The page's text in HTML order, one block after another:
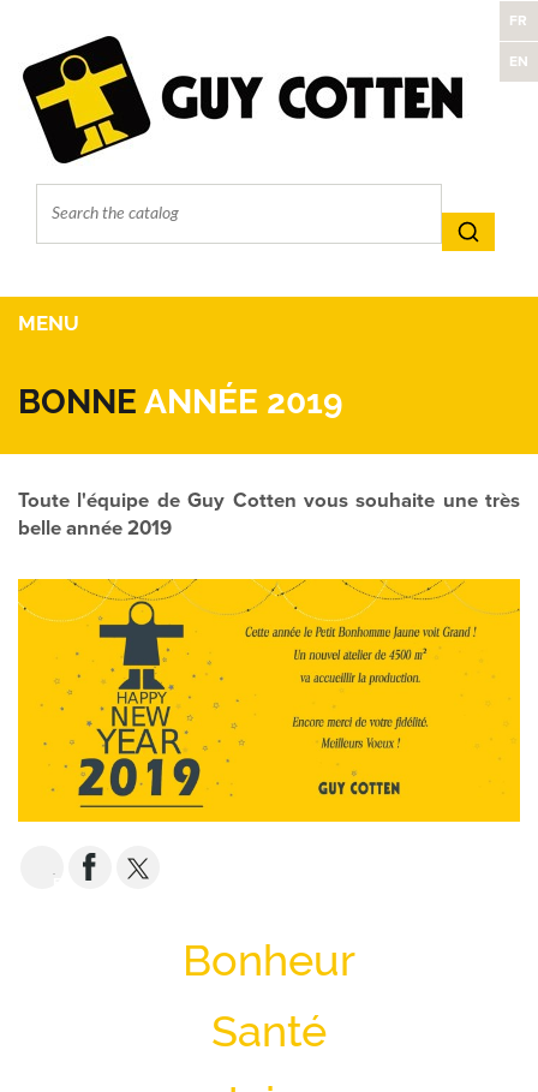
FR
EN
MENU
BONNE ANNÉE 2019
Toute l'équipe de Guy Cotten vous souhaite une très
belle année 2019
EMAIL
Bonheur
Santé